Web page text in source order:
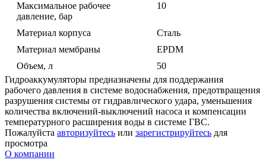
Максимальное рабочее
давление, бар
10
Материал корпуса
Сталь
Материал мембраны
EPDM
Объем, л
50
Гидроаккумуляторы предназначены для поддержания
рабочего давления в системе водоснабжения, предотвращения
разрушения системы от гидравлического удара, уменьшения
количества включений-выключений насоса и компенсации
температурного расширения воды в системе ГВС.
Пожалуйста авторизуйтесь или зарегистрируйтесь для
просмотра
О компании